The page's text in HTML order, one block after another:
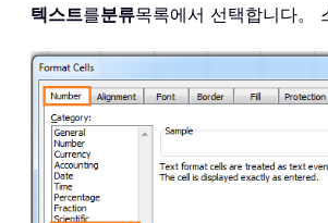
텍스트를분류목록에서 선택합니다。